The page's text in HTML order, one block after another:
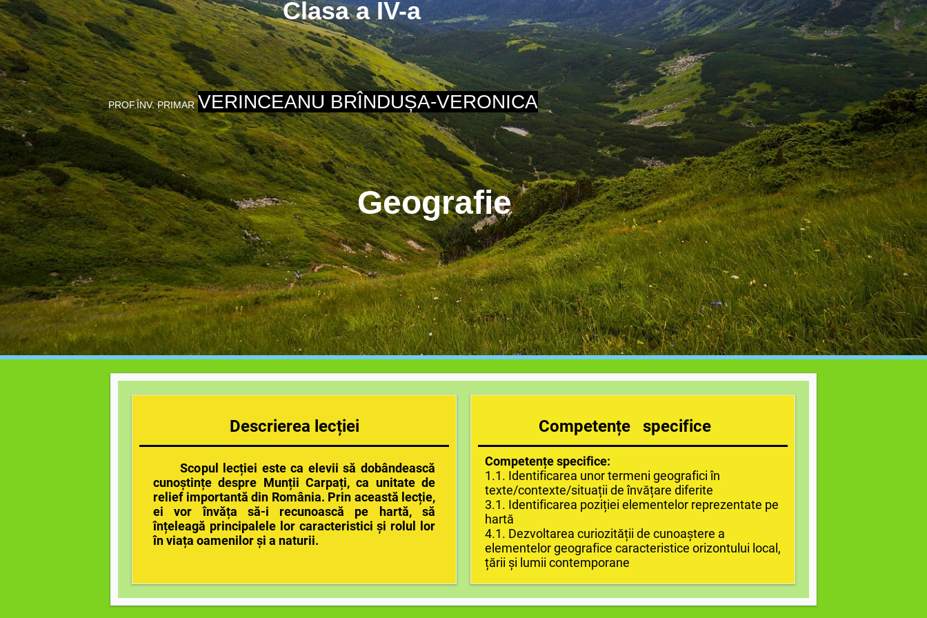
PROF.ÎNV. PRIMAR VERINCEANU BRÎNDUȘA-VERONICA
Clasa a IV-a
Geografie
Descrierea lecției
Scopul lecției este ca elevii să dobândească
cunoștințe despre Munții Carpați, ca unitate de
relief importantă din România. Prin această lecție,
ei vor învăța să-i recunoască pe hartă, să
înțeleagă principalele lor caracteristici și rolul lor
în viața oamenilor și a naturii.
Competențe specifice
Competențe specifice:
1.1. Identificarea unor termeni geografici în
texte/contexte/situații de învățare diferite
3.1. Identificarea poziției elementelor reprezentate pe
hartă
4.1. Dezvoltarea curiozității de cunoaștere a
elementelor geografice caracteristice orizontului local,
țării și lumii contemporane